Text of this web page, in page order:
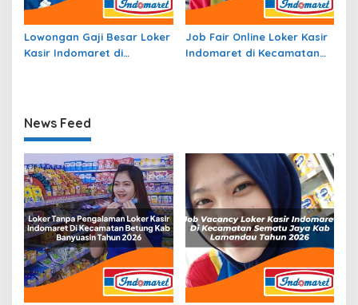
Lowongan Gaji Besar Loker
Kasir Indomaret di
Job Fair Online Loker Kasir
Indomaret di Kecamatan
News Feed